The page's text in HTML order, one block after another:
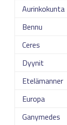
Aurinkokunta
Bennu
Ceres
Dyynit
Etelämanner
Europa
Ganymedes